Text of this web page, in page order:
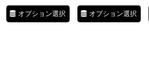
オプション選択 オプション選択